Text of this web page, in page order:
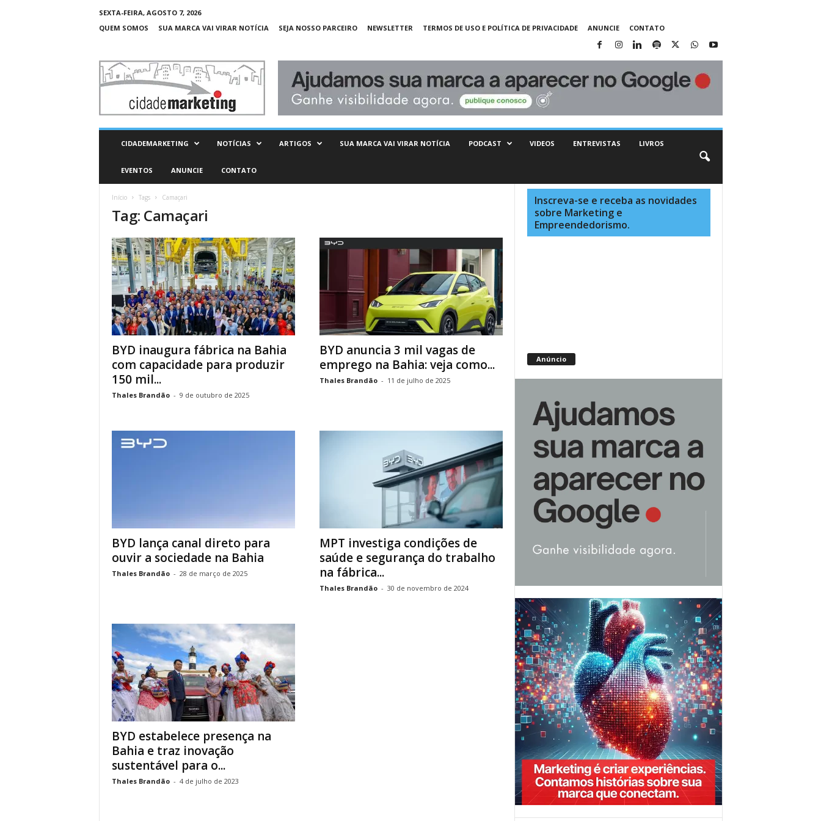
SEXTA-FEIRA, AGOSTO 7, 2026
QUEM SOMOS
SUA MARCA VAI VIRAR NOTÍCIA SEJA NOSSO PARCEIRO NEWSLETTER TERMOS DE USO E POLÍTICA DE PRIVACIDADE ANUNCIE CONTATO
C
d
CIDADEMARKETING NOTÍCIAS ARTIGOS SUA MARCA VAI VIRAR NOTÍCIA PODCAST VIDEOS ENTREVISTAS LIVROS
EVENTOS ANUNCIE CONTATO
Início Tags Camaçari
Tag: Camaçari
BYD inaugura fábrica na Bahia
com capacidade para produzir
150 mil...
Thales Brandão - 9 de outubro de 2025
BYD anuncia 3 mil vagas de
emprego na Bahia: veja como...
Thales Brandão - 11 de julho de 2025
BYD lança canal direto para
ouvir a sociedade na Bahia
Thales Brandão - 28 de março de 2025
MPT investiga condições de
saúde e segurança do trabalho
na fábrica...
Thales Brandão - 30 de novembro de 2024
BYD estabelece presença na
Bahia e traz inovação
sustentável para o...
Thales Brandão - 4 de julho de 2023
Inscreva-se e receba as novidades
sobre Marketing e
Empreendedorismo.
Anúncio